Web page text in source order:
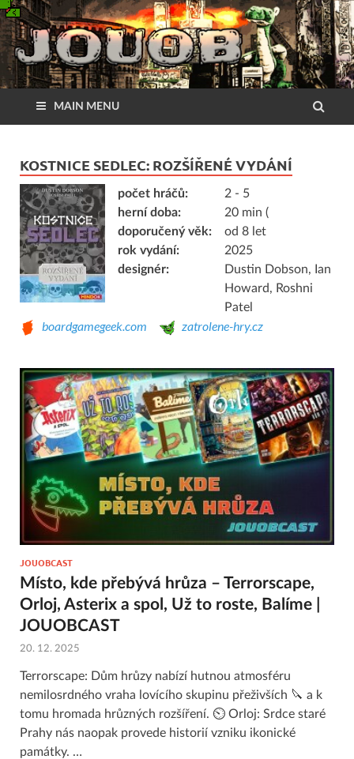
MAIN MENU
KOSTNICE SEDLEC: ROZŠÍŘENÉ VYDÁNÍ
počet hráčů:
2 - 5
herní doba:
20 min (
doporučený věk:
od 8 let
rok vydání:
2025
designér:
Dustin Dobson, Ian
Howard, Roshni
Patel
boardgamegeek.com zatrolene-hry.cz
JOUOBCAST
Místo, kde přebývá hrůza – Terrorscape,
Orloj, Asterix a spol, Už to roste, Balíme |
JOUOBCAST
20. 12. 2025
Terrorscape: Dům hrůzy nabízí hutnou atmosféru
nemilosrdného vraha lovícího skupinu přeživších 🔪 a k
tomu hromada hrůzných rozšíření. ⏲ Orloj: Srdce staré
Prahy nás naopak provede historií vzniku ikonické
památky. …